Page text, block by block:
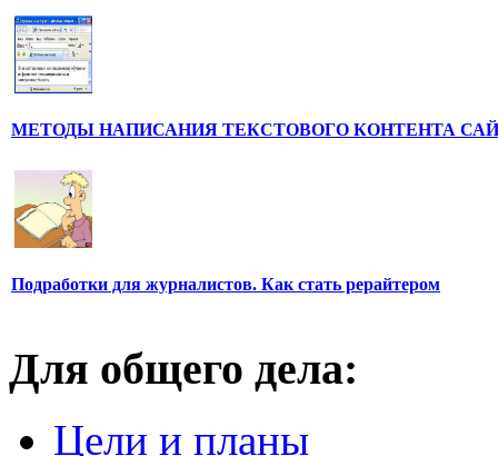
МЕТОДЫ НАПИСАНИЯ ТЕКСТОВОГО КОНТЕНТА
Подработки для журналистов. Как стать рерайтером
Для общего дела:
Цели и планы